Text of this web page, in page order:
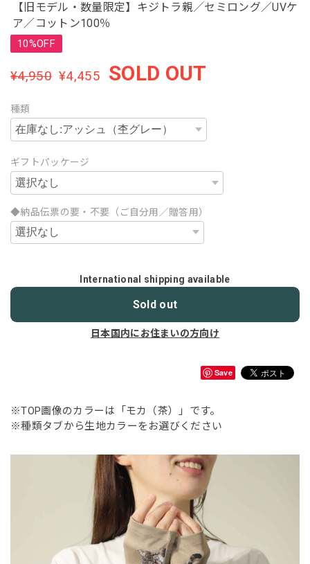
【旧モデル・数量限定】キジトラ親／セミロング／UVケ
ア／コットン100％
10%OFF
¥4,950 ¥4,455 SOLD OUT
種類
ギフトパッケージ
◆納品伝票の要・不要（ご自分用／贈答用）
International shipping available
Sold out
日本国内にお住まいの方向け
Save
※TOP画像のカラーは「モカ（茶）」です。
※種類タブから生地カラーをお選びください